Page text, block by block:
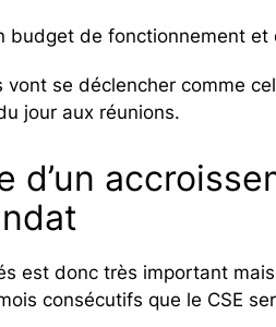
budget de fonctionnement et
vont se déclencher comme
jour aux réunions.
d’un
est donc très important
consécutifs que le CSE